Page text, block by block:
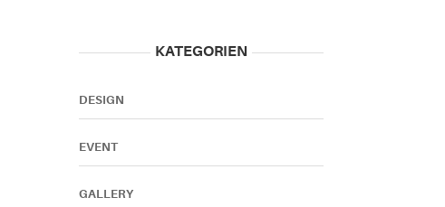
KATEGORIEN
DESIGN
EVENT
GALLERY